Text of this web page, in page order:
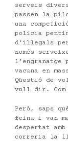
serveis
passen la
una
policia
d’il·legals
només
l’engranatge
vacuna en
Qüestió de
vull dir. Com
Però, saps
feina i van
despertat
correria la